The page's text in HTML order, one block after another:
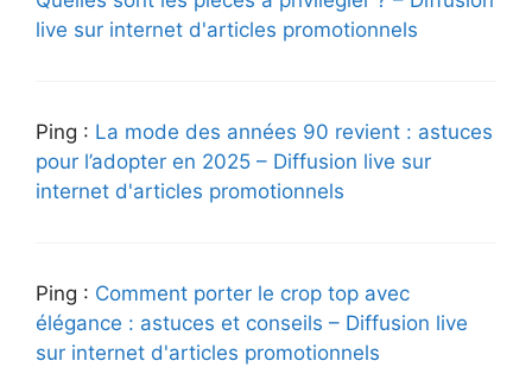
live sur internet d'articles promotionnels
Ping : La mode des années 90 revient : astuces
pour l’adopter en 2025 – Diffusion live sur
internet d'articles promotionnels
Ping : Comment porter le crop top avec
élégance : astuces et conseils – Diffusion live
sur internet d'articles promotionnels